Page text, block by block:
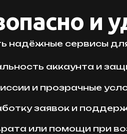
и
надёжные сервисы
аккаунта и
и прозрачные
заявок и
или помощи при